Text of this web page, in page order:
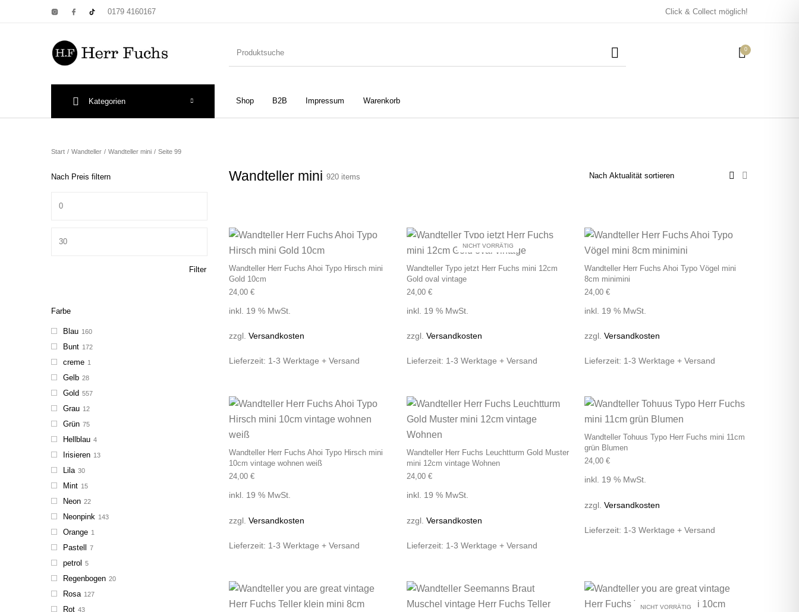
0179 4160167 Click & Collect möglich!
0
Shop B2B Impressum Warenkorb
Kategorien
Start / Wandteller / Wandteller mini / Seite 99
Nach Preis filtern
Filter
Farbe
Blau 160
Bunt 172
creme 1
Gelb 28
Gold 557
Grau 12
Grün 75
Hellblau 4
Irisieren 13
Lila 30
Mint 15
Neon 22
Neonpink 143
Orange 1
Pastell 7
petrol 5
Regenbogen 20
Rosa 127
Rot 43
Wandteller mini 920 items
Wandteller Herr Fuchs Ahoi Typo Hirsch mini
Gold 10cm
24,00 €
inkl. 19 % MwSt.
zzgl. Versandkosten
Lieferzeit: 1-3 Werktage + Versand
NICHT VORRÄTIG
Wandteller Typo jetzt Herr Fuchs mini 12cm
Gold oval vintage
24,00 €
inkl. 19 % MwSt.
zzgl. Versandkosten
Lieferzeit: 1-3 Werktage + Versand
Wandteller Herr Fuchs Ahoi Typo Vögel mini
8cm minimini
24,00 €
inkl. 19 % MwSt.
zzgl. Versandkosten
Lieferzeit: 1-3 Werktage + Versand
Wandteller Herr Fuchs Ahoi Typo Hirsch mini
10cm vintage wohnen weiß
24,00 €
inkl. 19 % MwSt.
zzgl. Versandkosten
Lieferzeit: 1-3 Werktage + Versand
Wandteller Herr Fuchs Leuchtturm Gold Muster
mini 12cm vintage Wohnen
24,00 €
inkl. 19 % MwSt.
zzgl. Versandkosten
Lieferzeit: 1-3 Werktage + Versand
Wandteller Tohuus Typo Herr Fuchs mini 11cm
grün Blumen
24,00 €
inkl. 19 % MwSt.
zzgl. Versandkosten
Lieferzeit: 1-3 Werktage + Versand
NICHT VORRÄTIG